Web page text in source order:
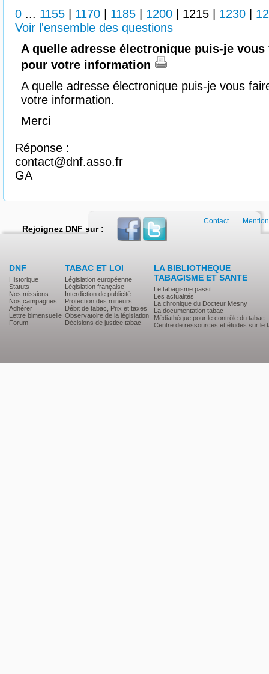
0 ... 1155 1170 1185 1200 1215 1230
Voir l'ensemble des questions
A quelle adresse électronique puis-je
pour votre information
A quelle adresse électronique puis-je vous
votre information.
Merci
Réponse :
contact@dnf.asso.fr
GA
Rejoignez DNF sur :
DNF
Historique
Statuts
Nos missions
Nos campagnes
Adhérer
Lettre bimensuelle
Forum
TABAC ET LOI
Législation européenne
Législation française
Interdiction de publicité
Protection des mineurs
Débit de tabac, Prix et taxes
Observatoire de la législation
Décisions de justice tabac
LA BIBLIOTHEQUE
TABAGISME ET SANTE
Le tabagisme passif
Les actualités
La chronique du Docteur Mesny
La documentation tabac
Médiathèque pour le contrôle du tabac
Centre de ressources et études sur le
Contact